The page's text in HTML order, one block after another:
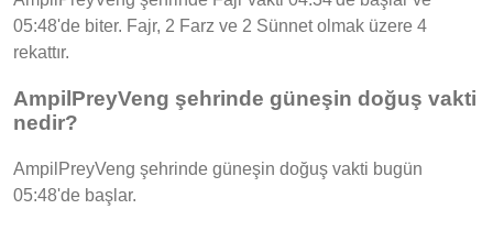
05:48'de biter. Fajr, 2 Farz ve 2 Sünnet olmak üzere 4
rekattır.
AmpilPreyVeng şehrinde güneşin doğuş vakti
nedir?
AmpilPreyVeng şehrinde güneşin doğuş vakti bugün
05:48'de başlar.